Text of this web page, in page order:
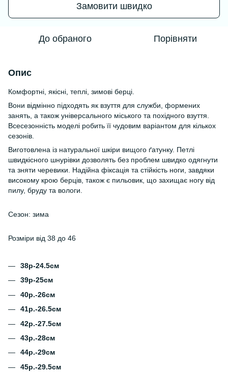
Замовити швидко
До обраного Порівняти
Опис
Комфортні, якісні, теплі, зимові берці.
Вони відмінно підходять як взуття для служби, формених
занять, а також універсального міського та похідного взуття.
Всесезонність моделі робить її чудовим варіантом для кількох
сезонів.
Виготовлена із натуральної шкіри вищого ґатунку. Петлі
швидкісного шнурівки дозволять без проблем швидко одягнути
та зняти черевики. Надійна фіксація та стійкість ноги, завдяки
високому крою берців, також є пильовик, що захищає ногу від
пилу, бруду та вологи.
Сезон: зима
Розміри від 38 до 46
38р-24.5см
39р-25см
40р.-26см
41р.-26.5см
42р.-27.5см
43р.-28см
44р.-29см
45р.-29.5см